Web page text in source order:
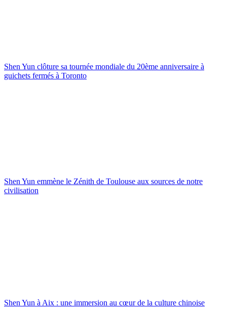
Shen Yun clôture sa tournée mondiale du 20ème anniversaire à
guichets fermés à Toronto
Shen Yun emmène le Zénith de Toulouse aux sources de notre
civilisation
Shen Yun à Aix : une immersion au cœur de la culture chinoise